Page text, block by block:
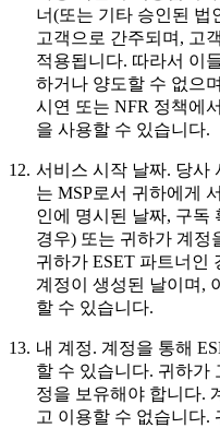
너(또는 기타 승인된 법
고객으로 간주되며, 고
적용됩니다. 따라서 이
하거나 양도할 수 없으
시연 또는 NFR 정책에
을 사용할 수 있습니다.
12. 서비스 시작 날짜. 당사
는 MSP로서 귀하에게
인에 명시된 날짜, 구독
경우) 또는 귀하가 계정
귀하가 ESET 파트너인
계정이 생성된 날이며,
할 수 있습니다.
13. 내 계정. 계정을 통해
할 수 있습니다. 귀하가
정을 보유해야 합니다.
고 이용할 수 없습니다.